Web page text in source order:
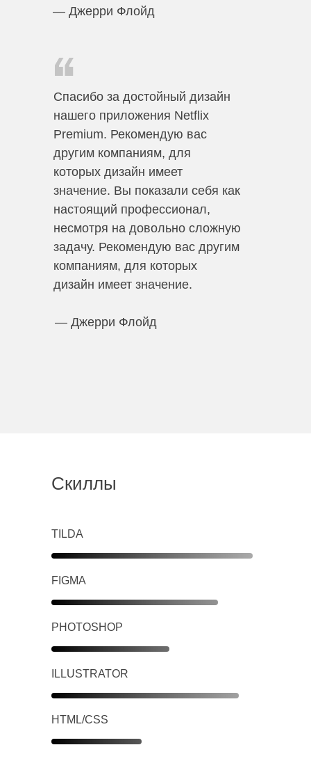
— Джерри Флойд
Спасибо за достойный дизайн
нашего приложения Netflix
Premium. Рекомендую вас
другим компаниям, для
которых дизайн имеет
значение. Вы показали себя как
настоящий профессионал,
несмотря на довольно сложную
задачу. Рекомендую вас другим
компаниям, для которых
дизайн имеет значение.
— Джерри Флойд
Скиллы
TILDA
FIGMA
ILLUSTRATOR
PHOTOSHOP
HTML/CSS